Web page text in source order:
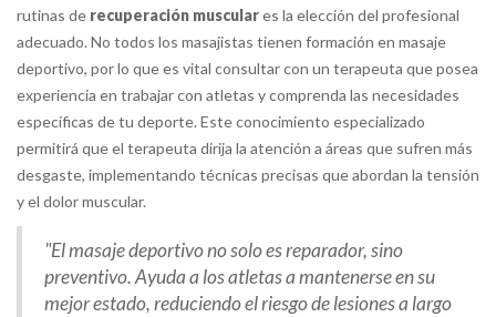
rutinas de recuperación musculares la elección del profesional
adecuado. No todos los masajistas tienen formación en masaje
deportivo, por lo que es vital consultar con un terapeuta que posea
experiencia en trabajar con atletas y comprenda las necesidades
específicas de tu deporte. Este conocimiento especializado
permitirá que el terapeuta dirija la atención a áreas que sufren más
desgaste, implementando técnicas precisas que abordan la tensión
y el dolor muscular.
"El masaje deportivo no solo es reparador, sino
preventivo. Ayuda a los atletas a mantenerse en su
mejor estado, reduciendo el riesgo de lesiones a largo